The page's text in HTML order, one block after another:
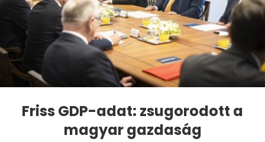
Friss GDP-adat: zsugorodott a
magyar gazdaság